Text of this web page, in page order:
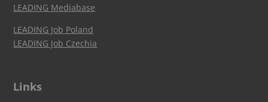
LEADING Mediabase
LEADING Job Poland
LEADING Job Czechia
Links